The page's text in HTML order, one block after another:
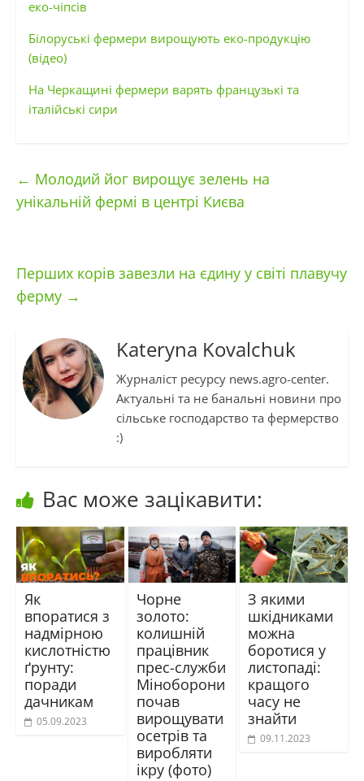
еко-чіпсів
Білоруські фермери вирощують еко-продукцію
(відео)
На Черкащині фермери варять французькі та
італійські сири
← Молодий йог вирощує зелень на
унікальній фермі в центрі Києва
Перших корів завезли на єдину у світі плавучу
ферму →
Kateryna Kovalchuk
Журналіст ресурсу news.agro-center.
Актуальні та не банальні новини про
сільське господарство та фермерство
:)
Вас може зацікавити:
Як
впоратися з
надмірною
кислотністю
ґрунту:
поради
дачникам
05.09.2023
Чорне
золото:
колишній
працівник
прес-служби
Міноборони
почав
вирощувати
осетрів та
виробляти
ікру (фото)
З якими
шкідниками
можна
боротися у
листопаді:
кращого
часу не
знайти
09.11.2023